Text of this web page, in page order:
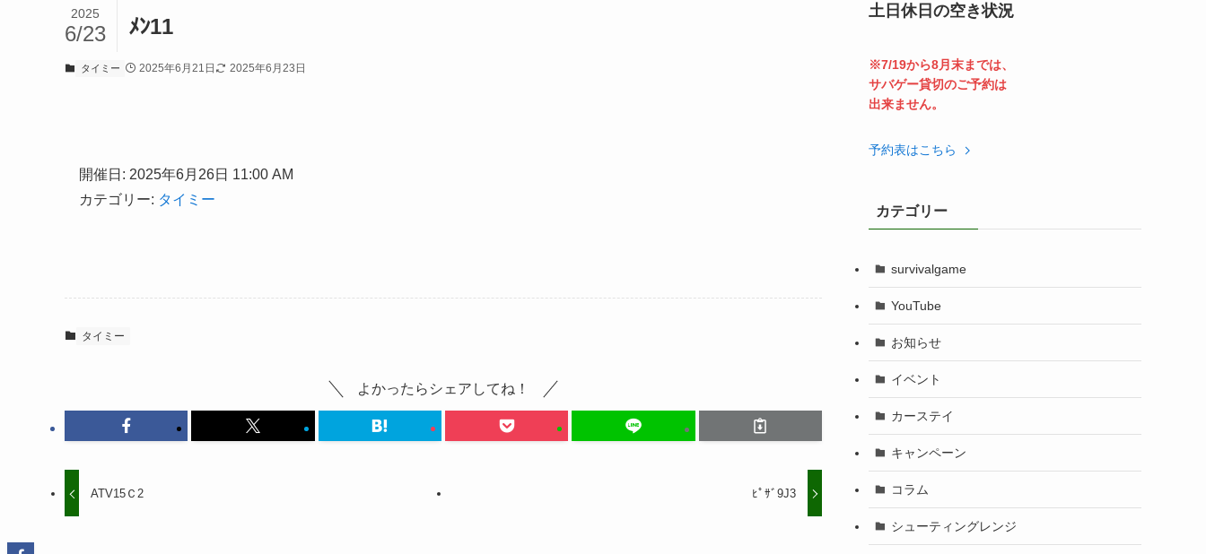
ﾒﾝ11
2025
6/23
タイミー 2025年6月21日 2025年6月23日
開催日: 2025年6月26日 11:00 AM
カテゴリー: タイミー
タイミー
よかったらシェアしてね！
ATV15Ｃ2 ﾋﾟｻﾞ9J3
土日休日の空き状況
※7/19から8月末までは、
サバゲー貸切のご予約は
出来ません。
予約表はこちら
カテゴリー
survivalgame
YouTube
お知らせ
イベント
カーステイ
キャンペーン
コラム
シューティングレンジ